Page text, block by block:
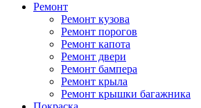
Ремонт
Ремонт кузова
Ремонт порогов
Ремонт капота
Ремонт двери
Ремонт бампера
Ремонт крыла
Ремонт крышки багажника